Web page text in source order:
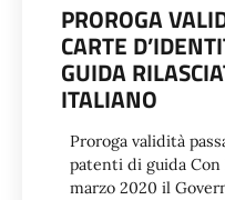
PROROGA
CARTE
GUIDA
ITALIANO
Proroga validità
patenti di guida Con
marzo 2020 il